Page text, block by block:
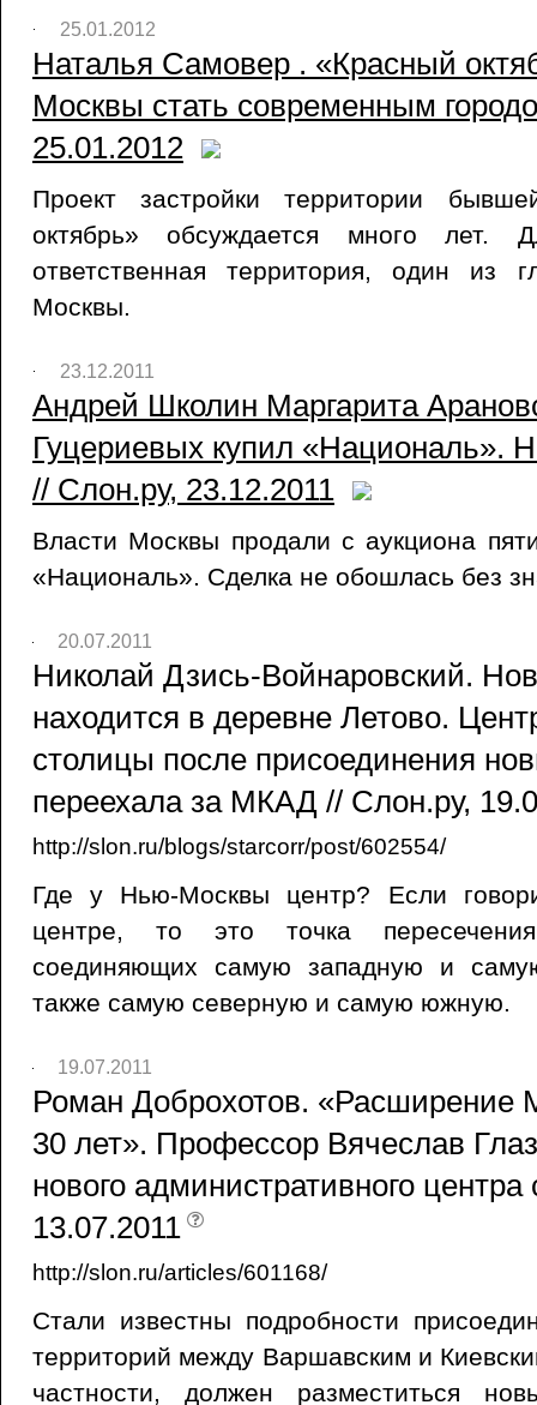
25.01.2012
Наталья Самовер . «Красный
Москвы стать современным
25.01.2012
Проект застройки территории
октябрь» обсуждается много лет.
ответственная территория, один из
Москвы.
23.12.2011
Андрей Школин Маргарита
Гуцериевых купил «Националь».
// Слон.ру, 23.12.2011
Власти Москвы продали с аукциона
«Националь». Сделка не обошлась без
20.07.2011
Николай Дзись-Войнаровский.
находится в деревне Летово.
столицы после присоединения
переехала за МКАД // Слон.ру,
http://slon.ru/blogs/starcorr/post/602554/
Где у Нью-Москвы центр? Если
центре, то это точка
соединяющих самую западную и
также самую северную и самую южную.
19.07.2011
Роман Доброхотов. «Расширение
30 лет». Профессор Вячеслав
нового административного
13.07.2011
http://slon.ru/articles/601168/
Cтали известны подробности
территорий между Варшавским и
частности, должен разместиться